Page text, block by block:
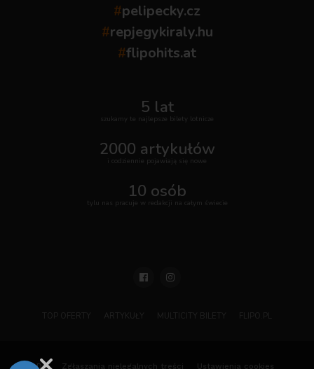
#pelipecky.cz
#repjegykiraly.hu
#flipohits.at
5 lat
szukamy te najlepsze bilety lotnicze
2000 artykułów
i codziennie pojawiają się nowe
10 osób
tylu nas pracuje w redakcji na całym świecie
ODO Zgłaszania nielegalnych treści Ustawienia cookies